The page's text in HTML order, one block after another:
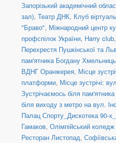
Запорізький академічний
зал), Театр ДНК, Клуб
"Браво", Міжнародний центр
профспілок України, Harry club,
Перехрестя Пушкінської та
пам'ятника Богдану
ВДНГ Оранжерея, Місце
платформи, Місце зустрічі:
Зустрічаємось біля
біля виходу з метро на вул.
Палац Спорту_Дискотека 90-
Гамаков, Олімпійський коледж
Ресторан Листопад,